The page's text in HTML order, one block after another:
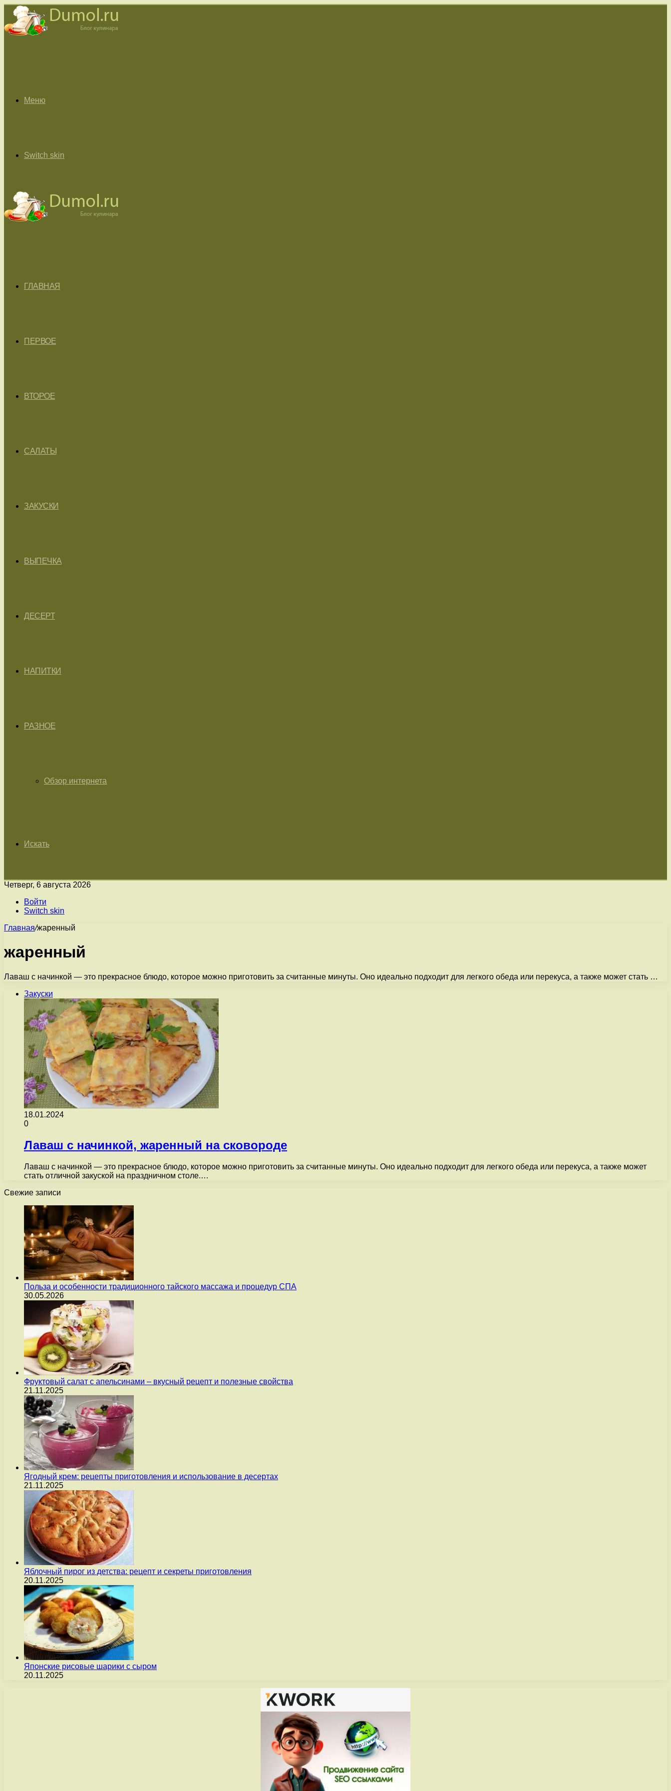
Меню
Switch skin
ГЛАВНАЯ
ПЕРВОЕ
ВТОРОЕ
САЛАТЫ
ЗАКУСКИ
ВЫПЕЧКА
ДЕСЕРТ
НАПИТКИ
РАЗНОЕ
Обзор интернета
Искать
Четверг, 6 августа 2026
Войти
Switch skin
Главная/жаренный
жаренный
Лаваш с начинкой — это прекрасное блюдо, которое можно приготовить за считанные минуты. Оно идеально подходит для легкого обеда или перекуса, а также может стать …
Закуски
18.01.2024
0
Лаваш с начинкой, жаренный на сковороде
Лаваш с начинкой — это прекрасное блюдо, которое можно приготовить за считанные минуты. Оно идеально подходит для легкого обеда или перекуса, а также может
стать отличной закуской на праздничном столе.…
Свежие записи
Польза и особенности традиционного тайского массажа и процедур СПА
30.05.2026
Фруктовый салат с апельсинами – вкусный рецепт и полезные свойства
21.11.2025
Ягодный крем: рецепты приготовления и использование в десертах
21.11.2025
Яблочный пирог из детства: рецепт и секреты приготовления
20.11.2025
Японские рисовые шарики с сыром
20.11.2025